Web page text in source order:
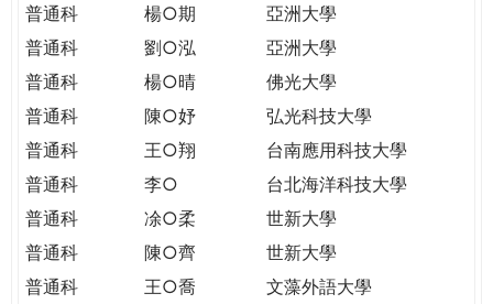
普通科
楊○期
亞洲大學
普通科
劉○泓
亞洲大學
普通科
楊○晴
佛光大學
普通科
陳○妤
弘光科技大學
普通科
王○翔
台南應用科技大學
普通科
李○
台北海洋科技大學
普通科
凃○柔
世新大學
普通科
陳○齊
世新大學
普通科
王○喬
文藻外語大學